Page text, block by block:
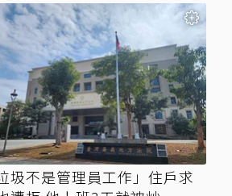
圾不是管理員工作」住戶求